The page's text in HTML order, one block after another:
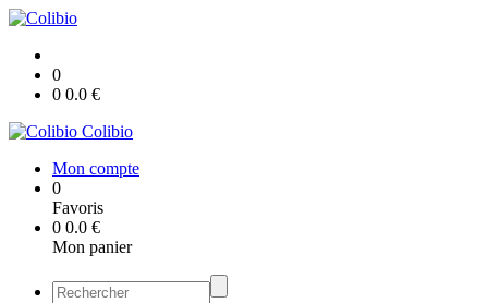
0
0 0.0 €
Colibio
Mon compte
0
Favoris
0 0.0 €
Mon panier